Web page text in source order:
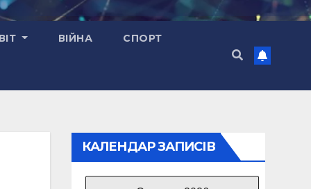
ВІЙНА СПОРТ
КАЛЕНДАР ЗАПИСІВ